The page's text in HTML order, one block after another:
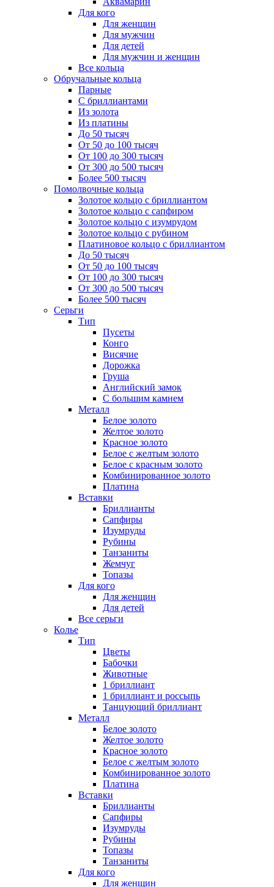
Для кого
Для женщин
Для мужчин
Для детей
Для мужчин и женщин
Все кольца
Обручальные кольца
Парные
С бриллиантами
Из золота
Из платины
До 50 тысяч
От 50 до 100 тысяч
От 100 до 300 тысяч
От 300 до 500 тысяч
Более 500 тысяч
Помолвочные кольца
Золотое кольцо с бриллиантом
Золотое кольцо с сапфиром
Золотое кольцо с изумрудом
Золотое кольцо с рубином
Платиновое кольцо с бриллиантом
До 50 тысяч
От 50 до 100 тысяч
От 100 до 300 тысяч
От 300 до 500 тысяч
Более 500 тысяч
Серьги
Тип
Пусеты
Конго
Висячие
Дорожка
Груша
Английский замок
С большим камнем
Металл
Белое золото
Желтое золото
Красное золото
Белое с желтым золото
Белое с красным золото
Комбинированное золото
Платина
Вставки
Бриллианты
Сапфиры
Изумруды
Рубины
Танзаниты
Жемчуг
Топазы
Для кого
Для женщин
Для детей
Все серьги
Колье
Тип
Цветы
Бабочки
Животные
1 бриллиант
1 бриллиант и россыпь
Танцующий бриллиант
Металл
Белое золото
Желтое золото
Красное золото
Белое с желтым золото
Комбинированное золото
Платина
Вставки
Бриллианты
Сапфиры
Изумруды
Рубины
Топазы
Танзаниты
Для кого
Для женщин